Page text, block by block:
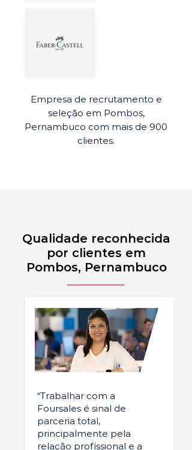
Empresa de recrutamento e
seleção em Pombos,
Pernambuco com mais de 900
clientes.
Qualidade reconhecida
por clientes em
Pombos, Pernambuco
“Trabalhar com a
Foursales é sinal de
parceria total,
principalmente pela
relação profissional e a